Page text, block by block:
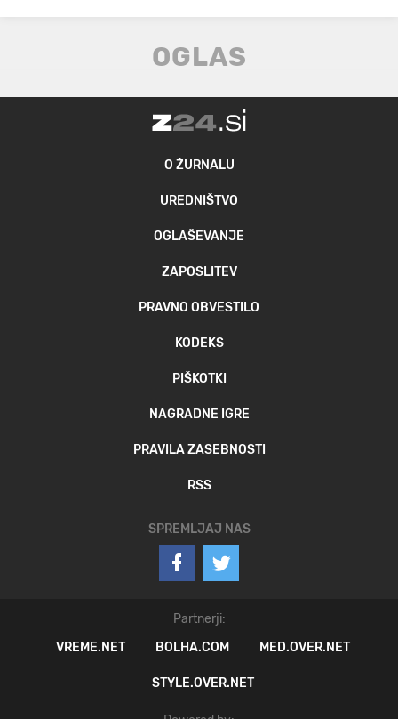
O ŽURNALU
UREDNIŠTVO
OGLAŠEVANJE
ZAPOSLITEV
PRAVNO OBVESTILO
KODEKS
PIŠKOTKI
NAGRADNE IGRE
PRAVILA ZASEBNOSTI
RSS
SPREMLJAJ NAS
Partnerji:
VREME.NET
BOLHA.COM MED.OVER.NET
STYLE.OVER.NET